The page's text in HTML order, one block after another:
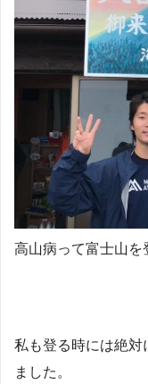
高山病って富士山を
私も登る時には絶対
ました。